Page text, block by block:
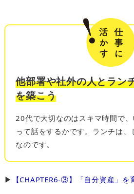
他部署や社外の人とラン
を築こう
20代で大切なのはスキマ時間で
って話をするかです。ランチは、
なのです。
▶︎ 【CHAPTER6-③】「自分資産」を